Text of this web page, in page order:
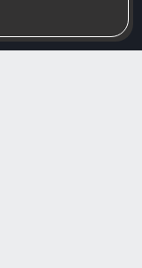
las que buscan una